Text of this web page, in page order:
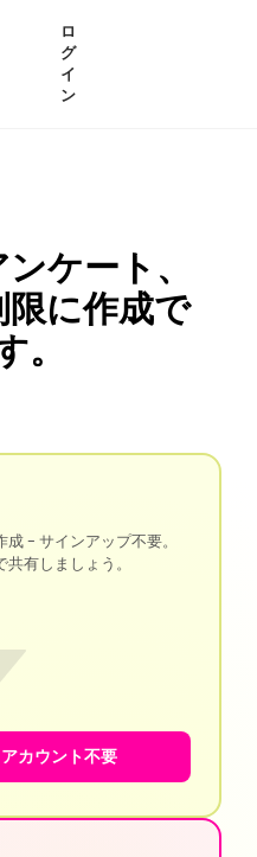
ロ
グ
イ
ン
ケート、
に作成で
。
- サインアップ不要。
有しましょう。
カウント不要